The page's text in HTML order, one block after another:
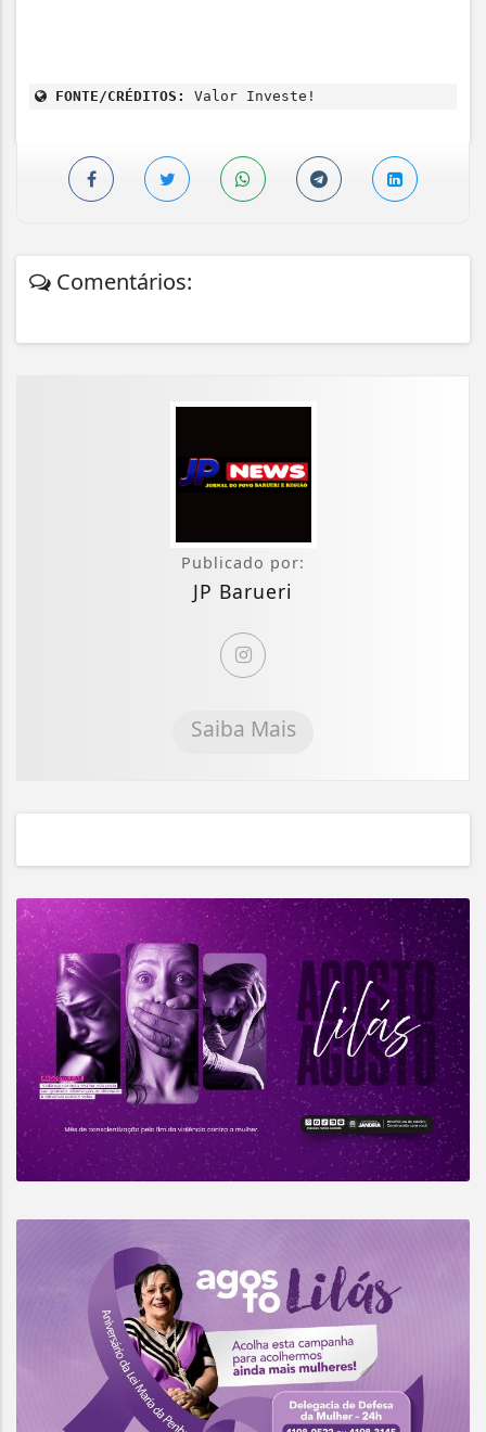
FONTE/CRÉDITOS: Valor Investe!
Comentários:
Publicado por:
JP Barueri
Saiba Mais